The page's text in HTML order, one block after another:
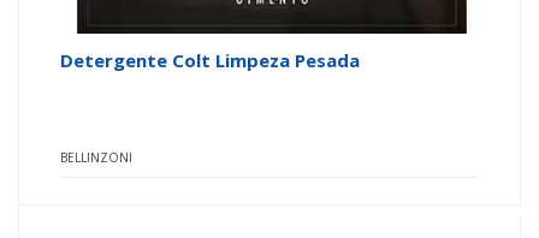
Detergente Colt Limpeza Pesada
BELLINZONI